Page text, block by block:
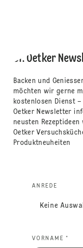
Dr. Oetker
Backen und
möchten wir gerne
kostenlosen Dienst
Oetker Newsletter
neusten
Oetker
Produktneuheiten
ANREDE
VORNAME *